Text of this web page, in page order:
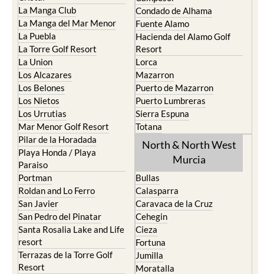
La Manga Club
La Manga del Mar Menor
La Puebla
La Torre Golf Resort
La Union
Los Alcazares
Los Belones
Los Nietos
Los Urrutias
Mar Menor Golf Resort
Pilar de la Horadada
Playa Honda / Playa
Paraiso
Portman
Roldan and Lo Ferro
San Javier
San Pedro del Pinatar
Santa Rosalia Lake and Life
resort
Terrazas de la Torre Golf
Resort
Condado de Alhama
Fuente Alamo
Hacienda del Alamo Golf
Resort
Lorca
Mazarron
Puerto de Mazarron
Puerto Lumbreras
Sierra Espuna
Totana
North & North West
Murcia
Bullas
Calasparra
Caravaca de la Cruz
Cehegin
Cieza
Fortuna
Jumilla
Moratalla